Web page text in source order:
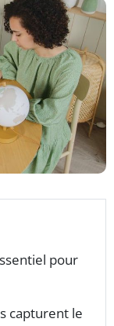
pour
capturent le